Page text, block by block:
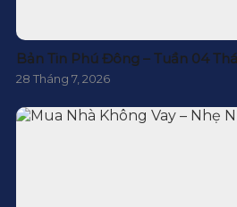
Bản Tin Phú Đông – Tuần 04
28 Tháng 7, 2026